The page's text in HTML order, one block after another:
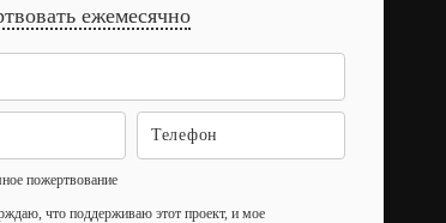
ежемесячно
пожертвование
что поддерживаю этот проект, и мое